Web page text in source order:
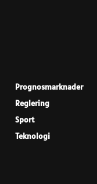
Prognosmarknader
Reglering
Sport
Teknologi